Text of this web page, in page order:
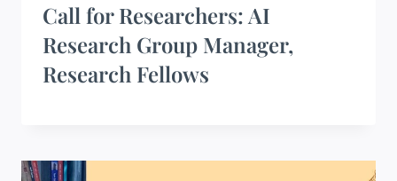
Call for Researchers: AI
Research Group Manager,
Research Fellows